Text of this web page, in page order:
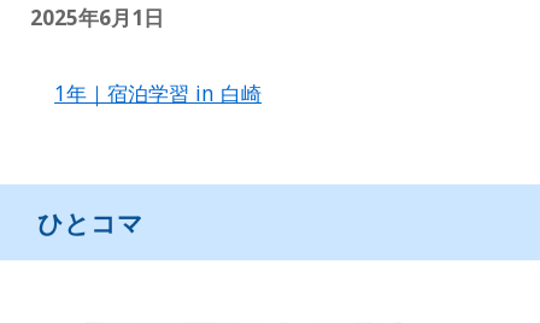
2025年6月1日
1年｜宿泊学習 in 白崎
ひとコマ